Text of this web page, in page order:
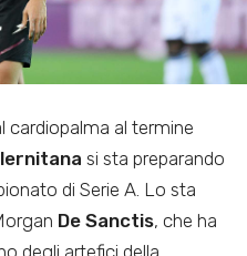
cardiopalma al termine
si sta preparando
di Serie A. Lo sta
De Sanctis, che ha